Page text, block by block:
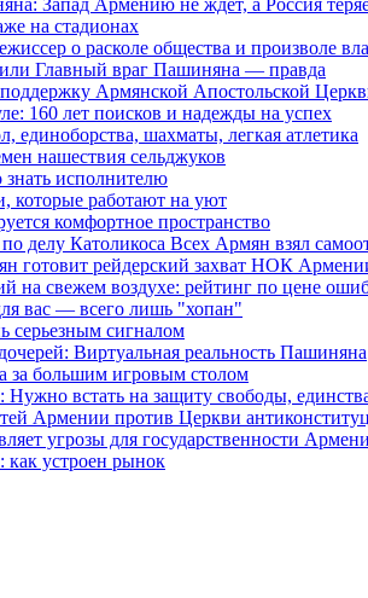
Запад Армению не ждет, а Россия
на стадионах
о расколе общества и произволе
Главный враг Пашиняна — правда
Армянской Апостольской
160 лет поисков и надежды на успех
единоборства, шахматы, легкая атлетика
нашествия сельджуков
знать исполнителю
которые работают на уют
комфортное пространство
делу Католикоса Всех Армян взял
готовит рейдерский захват НОК
на свежем воздухе: рейтинг по цене
вас — всего лишь "хопан"
серьезным сигналом
Виртуальная реальность Пашиняна
за большим игровым столом
встать на защиту свободы,
Армении против Церкви
угрозы для государственности
как устроен рынок